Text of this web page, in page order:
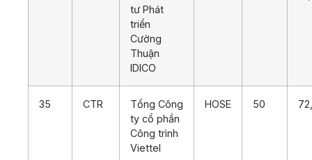
tư Phát
triển
Cường
Thuận
IDICO
35 CTR
Tổng Công
ty cổ phần
Công trình
Viettel
HOSE 50